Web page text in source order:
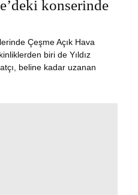
konserinde
Çeşme Açık Hava
biri de Yıldız
beline kadar uzanan